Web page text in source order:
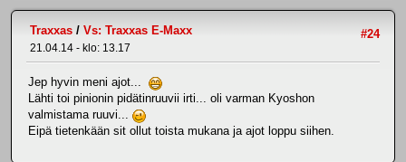
#24
Traxxas / Vs: Traxxas E-Maxx
21.04.14 - klo: 13.17
Jep hyvin meni ajot...
Lähti toi pinionin pidätinruuvii irti... oli varman Kyoshon
valmistama ruuvi...
Eipä tietenkään sit ollut toista mukana ja ajot loppu siihen.